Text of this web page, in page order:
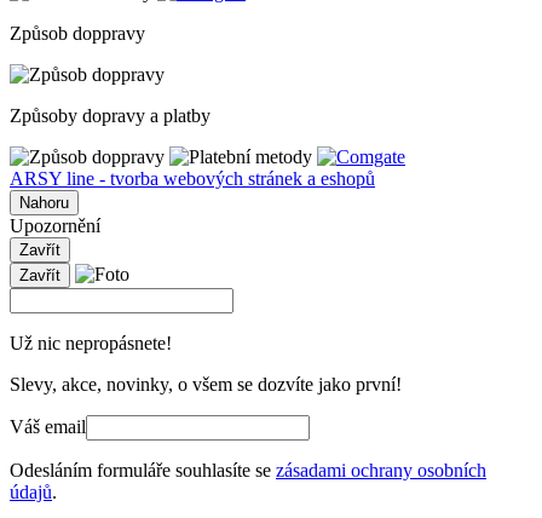
Způsob doppravy
Způsoby dopravy a platby
ARSY line - tvorba webových stránek a eshopů
Nahoru
Upozornění
Zavřít
Zavřít
Už nic nepropásnete!
Slevy, akce, novinky, o všem se dozvíte jako první!
Váš email
Odesláním formuláře souhlasíte se zásadami ochrany osobních
údajů.